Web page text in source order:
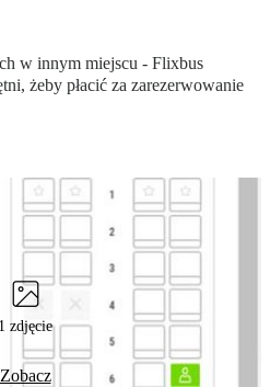
w innym miejscu - Flixbus
żeby płacić za zarezerwowanie
1 zdjęcie
Zobacz